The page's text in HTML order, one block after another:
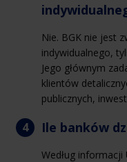
Nie. BGK nie jest
indywidualnego,
Jego głównym
klientów
publicznych,
Ile banków
Według